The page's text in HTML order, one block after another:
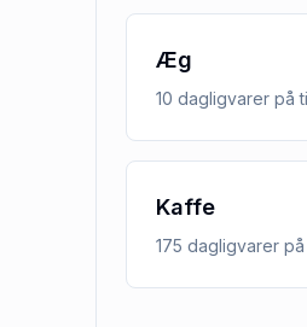
Æg
10 dagligvarer på
Kaffe
175 dagligvarer